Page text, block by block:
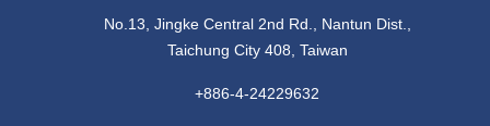
No.13, Jingke Central 2nd Rd., Nantun Dist.,
Taichung City 408, Taiwan
+886-4-24229632